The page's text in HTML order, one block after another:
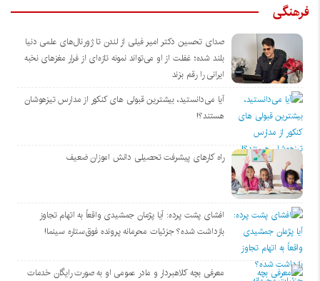
فرهنگی
صدای تحسین دکتر امیر فیلی از لندن تا ژورنال‌های علمی دنیا
بلند شده؛ غفلت از او می‌تواند نمونه تازه‌ای از فرار مغزهای نخبه
ایرانی را رقم بزند
آیا می‌دانستید، بیشترین قبولی های کنکور از مدارس تیزهوشان
هستند؟!
راه کارهای پیشرفت تحصیلی دانش اموزان ضعیف
افشای پشت پرده: آیا پژمان جمشیدی واقعاً به اتهام تجاوز
بازداشت شده؟ جزئیات محرمانه پرونده فوق‌ستاره سینما!
معرفی بچه کلاهبردار و مادر عمومی او به صورت رایگان خدمات